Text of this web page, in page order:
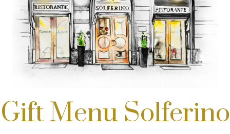
Gift Menu Solferino